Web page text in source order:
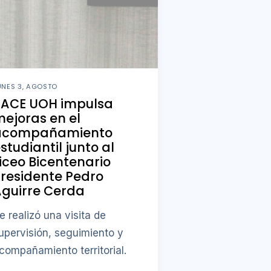
3, AGOSTO
UOH impulsa
en el
junto al
Bicentenario
Pedro
Cerda
realizó una visita de
seguimiento y
territorial.